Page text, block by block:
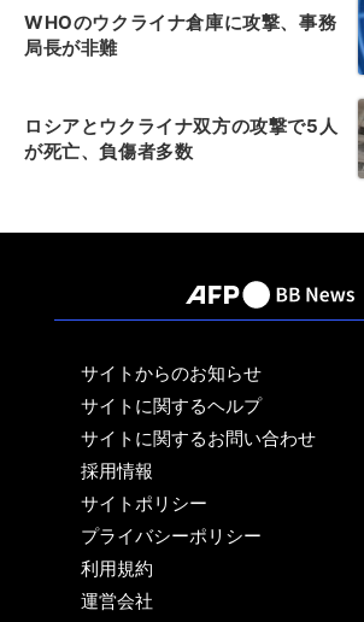
WHOのウクライナ倉庫に攻撃、事務
局長が非難
ロシアとウクライナ双方の攻撃で5人
が死亡、負傷者多数
サイトからのお知らせ
サイトに関するヘルプ
サイトに関するお問い合わせ
採用情報
サイトポリシー
プライバシーポリシー
利用規約
運営会社